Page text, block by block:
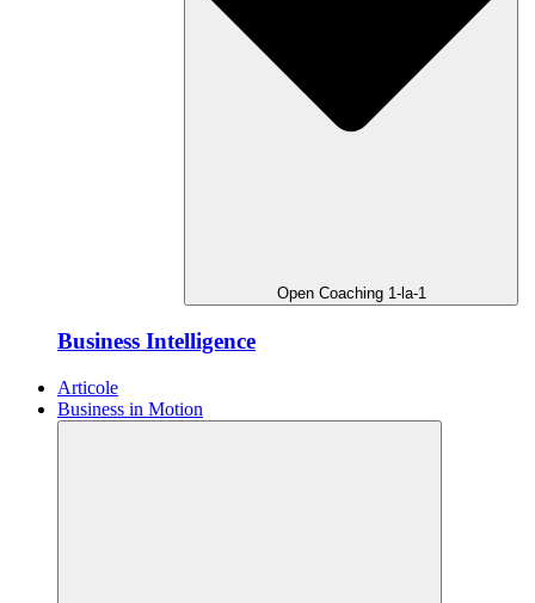
Open Coaching 1-la-1
Business Intelligence
Articole
Business in Motion